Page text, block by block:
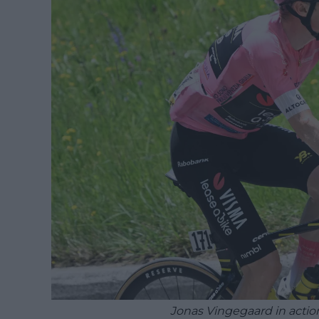
Jonas Vingegaard in